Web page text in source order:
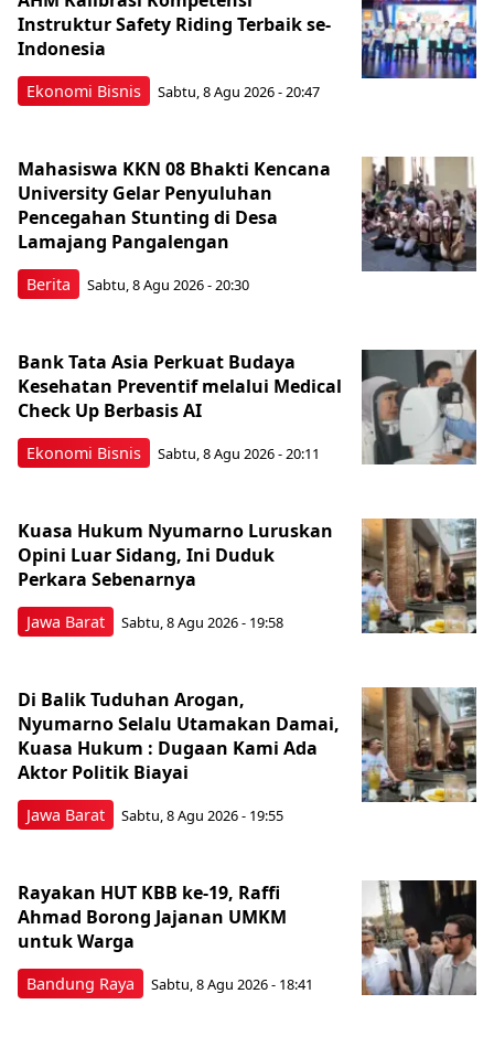
Ekonomi Bisnis
Instruktur Safety Riding Terbaik se-
Indonesia
Sabtu, 8 Agu 2026 - 20:47
Berita
Mahasiswa KKN 08 Bhakti Kencana
University Gelar Penyuluhan
Pencegahan Stunting di Desa
Lamajang Pangalengan
Sabtu, 8 Agu 2026 - 20:30
Ekonomi Bisnis
Bank Tata Asia Perkuat Budaya
Kesehatan Preventif melalui Medical
Check Up Berbasis AI
Sabtu, 8 Agu 2026 - 20:11
Jawa Barat
Kuasa Hukum Nyumarno Luruskan
Opini Luar Sidang, Ini Duduk
Perkara Sebenarnya ​
Sabtu, 8 Agu 2026 - 19:58
Jawa Barat
Di Balik Tuduhan Arogan,
Nyumarno Selalu Utamakan Damai,
Kuasa Hukum : Dugaan Kami Ada
Aktor Politik Biayai
Sabtu, 8 Agu 2026 - 19:55
Bandung Raya
Rayakan HUT KBB ke-19, Raffi
Ahmad Borong Jajanan UMKM
untuk Warga
Sabtu, 8 Agu 2026 - 18:41